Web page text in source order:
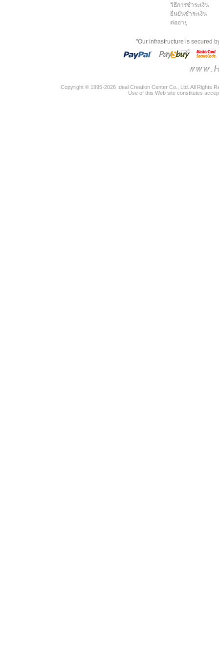
วิธีการชำระเงิน
ยืนยันชำระเงิน
ต่ออายุ
"Our infrastructure is secured
Copyright © 1995-2026 Ideal Creation Center Co., Ltd. All Rights
Use of this Web site constitutes